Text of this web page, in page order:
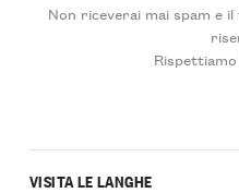
Non riceverai mai spam e
VISITA LE LANGHE